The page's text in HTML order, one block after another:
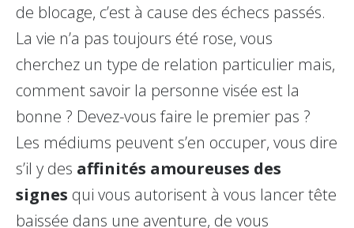
de blocage, c’est à cause des échecs passés.
La vie n’a pas toujours été rose, vous
cherchez un type de relation particulier mais,
comment savoir la personne visée est la
bonne ? Devez-vous faire le premier pas ?
Les médiums peuvent s’en occuper, vous dire
s’il y des affinités amoureuses des
signes qui vous autorisent à vous lancer tête
baissée dans une aventure, de vous